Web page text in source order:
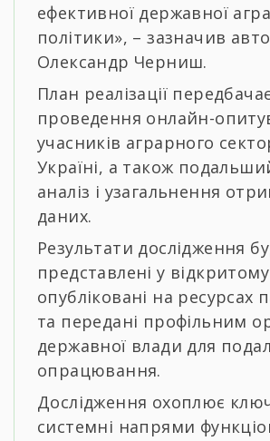
ефективної державної
політики», – зазначив
Олександр Черниш.
План реалізації передбачає
проведення онлайн-
учасників аграрного
Україні, а також
аналіз і узагальнення
даних.
Результати дослідження
представлені у
опубліковані на ресурсах
та передані профільним
державної влади для
опрацювання.
Дослідження охоплює
системні напрями